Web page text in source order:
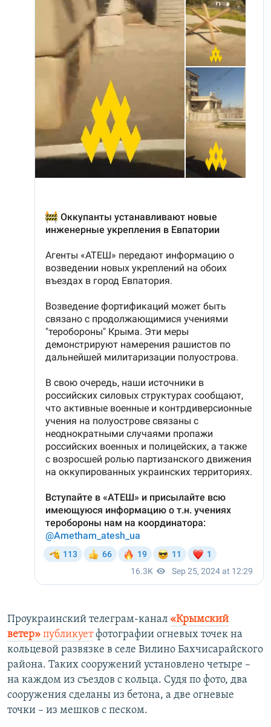
Проукраинский телеграм-канал «Крымский
ветер» публикуетфотографии огневых точек на
кольцевой развязке в селе Вилино Бахчисарайского
района. Таких сооружений установлено четыре –
на каждом из съездов с кольца. Судя по фото, два
сооружения сделаны из бетона, а две огневые
точки – из мешков с песком.